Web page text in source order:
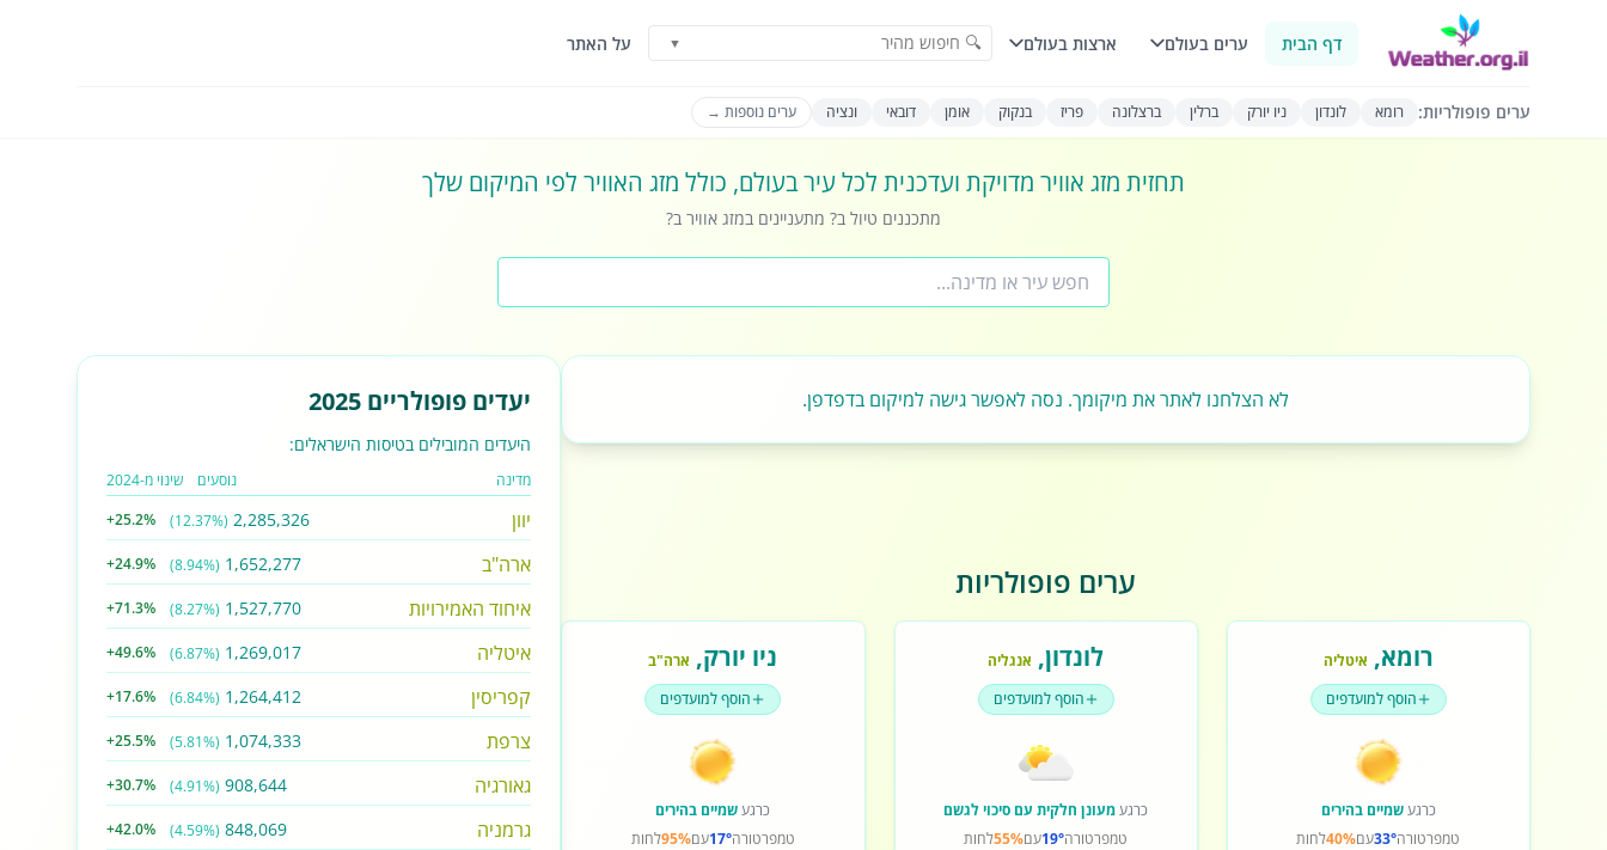
דף הבית ערים בעולם ארצות בעולם 🔍 חיפוש מהיר ▼ על האתר
ערים פופולריות: רומא לונדון ניו יורק ברלין ברצלונה פריז בנקוק אומן דובאי ונציה ערים נוספות →
תחזית מזג אוויר מדויקת ועדכנית לכל עיר בעולם, כולל מזג האוויר לפי המיקום שלך
מתכננים טיול ב? מתעניינים במזג אוויר ב?
לא הצלחנו לאתר את מיקומך. נסה לאפשר גישה למיקום בדפדפן.
ערים פופולריות
רומא, איטליה
הוסף למועדפים
כרגעשמיים בהירים
טמפרטורה33°עם40%לחות
לונדון, אנגליה
הוסף למועדפים
כרגעמעונן חלקית עם סיכוי לגשם
טמפרטורה19°עם55%לחות
ניו יורק, ארה"ב
הוסף למועדפים
כרגעשמיים בהירים
טמפרטורה17°עם95%לחות
יעדים פופולריים 2025
היעדים המובילים בטיסות הישראלים:
מדינה נוסעים שינוי מ-2024
יוון 2,285,326
(12.37%)
+25.2%
ארה"ב 1,652,277
(8.94%)
+24.9%
איחוד האמירויות 1,527,770
(8.27%)
+71.3%
איטליה 1,269,017
(6.87%)
+49.6%
קפריסין 1,264,412
(6.84%)
+17.6%
צרפת 1,074,333
(5.81%)
+25.5%
גאורגיה 908,644
(4.91%)
+30.7%
גרמניה 848,069
(4.59%)
+42.0%